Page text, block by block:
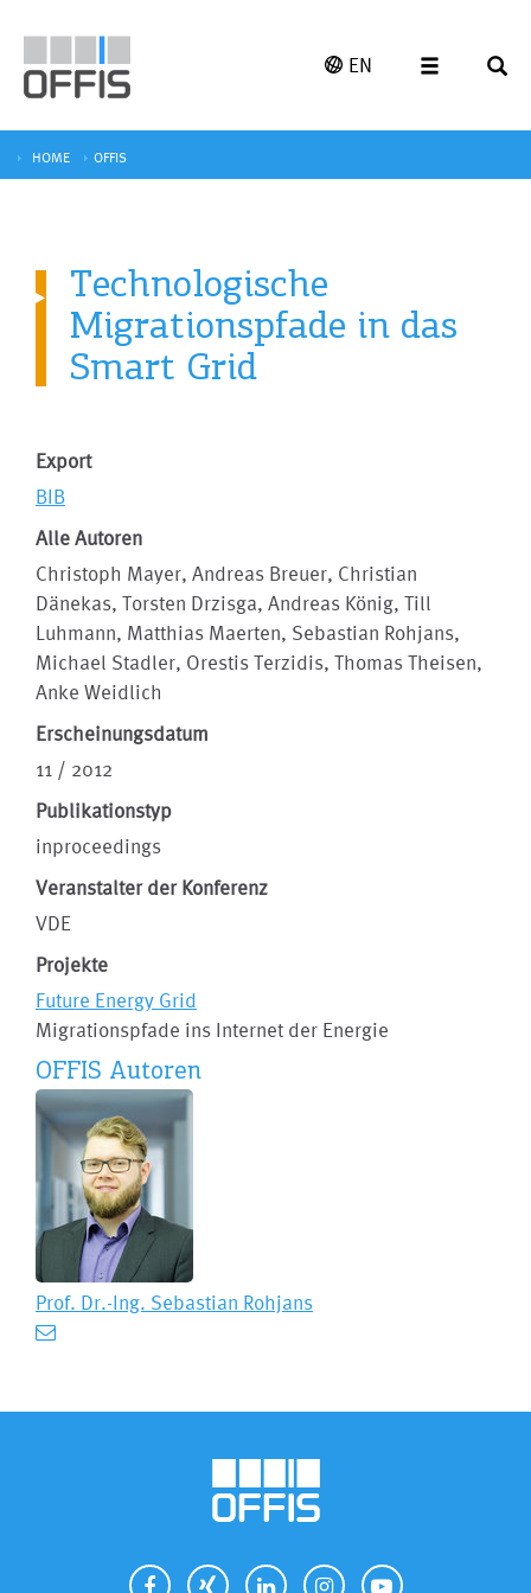
EN
HOME OFFIS
Technologische
Migrationspfade in das
Smart Grid
Export
BIB
Alle Autoren
Christoph Mayer, Andreas Breuer, Christian
Dänekas, Torsten Drzisga, Andreas König, Till
Luhmann, Matthias Maerten, Sebastian Rohjans,
Michael Stadler, Orestis Terzidis, Thomas Theisen,
Anke Weidlich
Erscheinungsdatum
11 / 2012
Publikationstyp
inproceedings
Veranstalter der Konferenz
VDE
Projekte
Future Energy Grid
Migrationspfade ins Internet der Energie
OFFIS Autoren
Prof. Dr.-Ing. Sebastian Rohjans